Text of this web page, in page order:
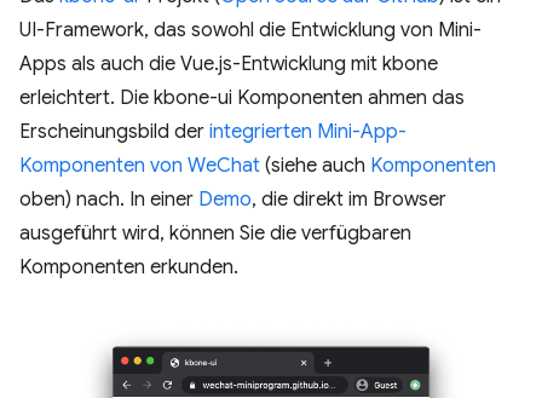
UI-Framework, das sowohl die Entwicklung von Mini-
Apps als auch die Vue.js-Entwicklung mit kbone
erleichtert. Die kbone-ui Komponenten ahmen das
Erscheinungsbild der integrierten Mini-App-
Komponenten von WeChat (siehe auch Komponenten
oben) nach. In einer Demo, die direkt im Browser
ausgeführt wird, können Sie die verfügbaren
Komponenten erkunden.